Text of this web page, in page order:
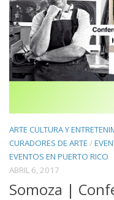
ARTE CULTURA Y
CURADORES DE ARTE /
EVENTOS EN PUERTO RICO
ABRIL 6, 2017
Somoza |